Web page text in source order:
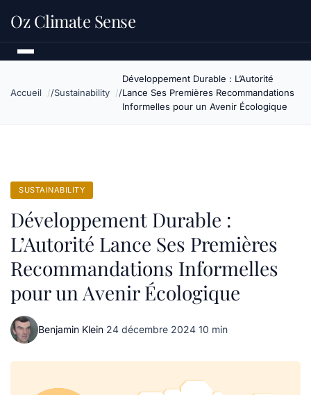
Oz Climate Sense
Accueil Sustainability
Développement Durable : L’Autorité
Lance Ses Premières Recommandations
Informelles pour un Avenir Écologique
SUSTAINABILITY
Développement Durable :
L’Autorité Lance Ses Premières
Recommandations Informelles
pour un Avenir Écologique
Benjamin Klein·24 décembre 2024·10 min